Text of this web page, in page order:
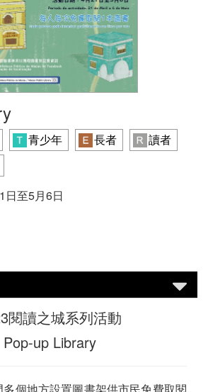
青少年 長者
讀者
日至5月6日
閱讀之城系列活動
Pop-up Library
個地方設置圖書架供市民免費取閱